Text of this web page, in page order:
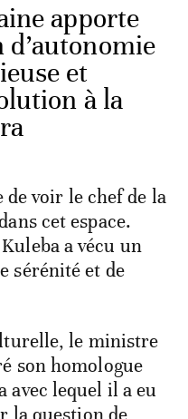
apporte
et
à la
voir le chef de la
cet espace.
a vécu un
sérénité et de
le ministre
son homologue
avec lequel il a eu
la question de